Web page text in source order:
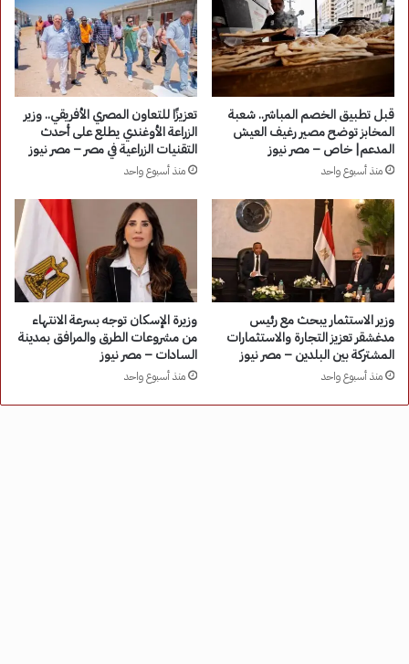
قبل تطبيق الخصم المباشر.. شعبة
المخابز توضح مصير رغيف العيش
المدعم| خاص – مصر نيوز
منذ أسبوع واحد
تعزيزًا للتعاون المصري الأفريقي.. وزير
الزراعة الأوغندي يطلع على أحدث
التقنيات الزراعية في مصر – مصر نيوز
منذ أسبوع واحد
وزير الاستثمار يبحث مع رئيس
مدغشقر تعزيز التجارة والاستثمارات
المشتركة بين البلدين – مصر نيوز
منذ أسبوع واحد
وزيرة الإسكان توجه بسرعة الانتهاء
من مشروعات الطرق والمرافق بمدينة
السادات – مصر نيوز
منذ أسبوع واحد